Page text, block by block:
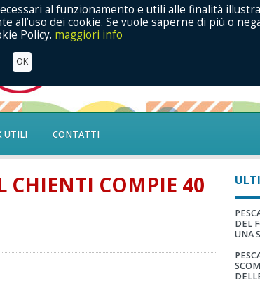
UTILI CONTATTI
CHIENTI COMPIE 40
DEL
UNA
al funzionamento e utili alle finalità
dei cookie. Se vuole saperne di più o
Policy. maggiori info
OK